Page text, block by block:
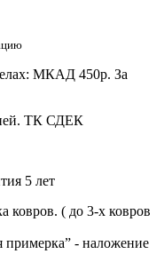
МКАД 450р. За
ТК СДЕК
5 лет
( до 3-х ковров
примерка” - наложение